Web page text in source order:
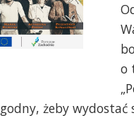
o
żeby